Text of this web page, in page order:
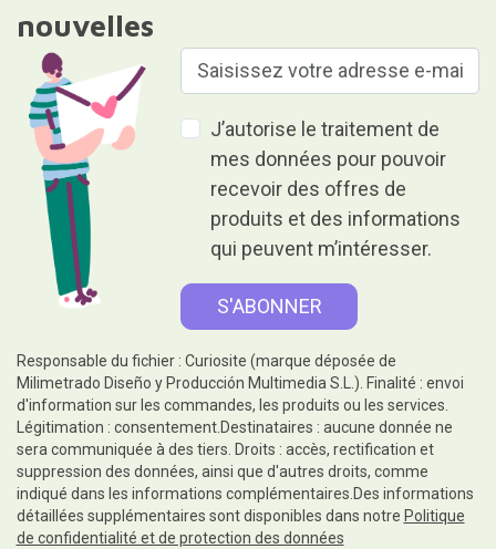
nouvelles
J’autorise le traitement de
mes données pour pouvoir
recevoir des offres de
produits et des informations
qui peuvent m’intéresser.
Responsable du fichier : Curiosite (marque déposée de
Milimetrado Diseño y Producción Multimedia S.L.). Finalité : envoi
d'information sur les commandes, les produits ou les services.
Légitimation : consentement.Destinataires : aucune donnée ne
sera communiquée à des tiers. Droits : accès, rectification et
suppression des données, ainsi que d'autres droits, comme
indiqué dans les informations complémentaires.Des informations
détaillées supplémentaires sont disponibles dans notre Politique
de confidentialité et de protection des données